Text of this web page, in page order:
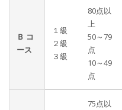
Ｂ コ
ース
１級
２級
３級
80点以
上
50～79
点
10～49
点
75点以